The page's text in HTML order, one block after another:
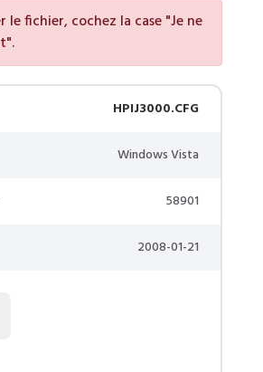
le fichier, cochez la case "Je ne
HPIJ3000.CFG
Windows Vista
58901
2008-01-21